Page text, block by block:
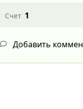
Счет 1
Добавить